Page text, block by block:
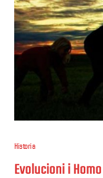
Historia
Evolucioni i